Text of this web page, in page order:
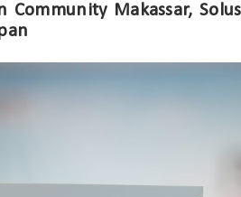
Community Makassar,